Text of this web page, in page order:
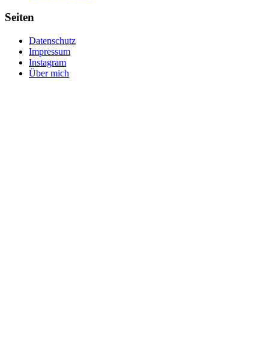
Seiten
Datenschutz
Impressum
Instagram
Über mich